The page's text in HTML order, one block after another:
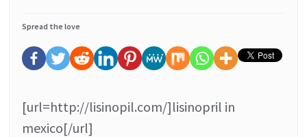
Spread the love
[url=http://lisinopil.com/]lisinopril in
mexico[/url]